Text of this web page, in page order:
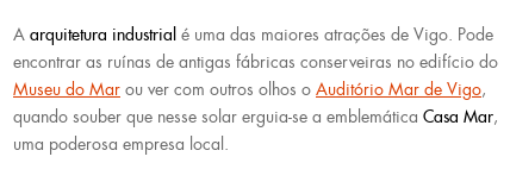
A arquitetura industrial é uma das maiores atrações de Vigo. Pode
encontrar as ruínas de antigas fábricas conserveiras no edifício do
Museu do Mar ou ver com outros olhos o Auditório Mar de Vigo,
quando souber que nesse solar erguia-se a emblemática Casa Mar,
uma poderosa empresa local.